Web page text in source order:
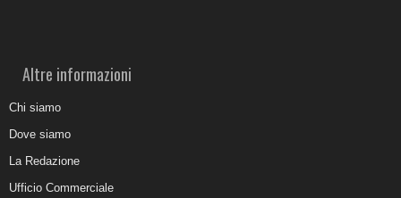
Altre informazioni
Chi siamo
Dove siamo
La Redazione
Ufficio Commerciale